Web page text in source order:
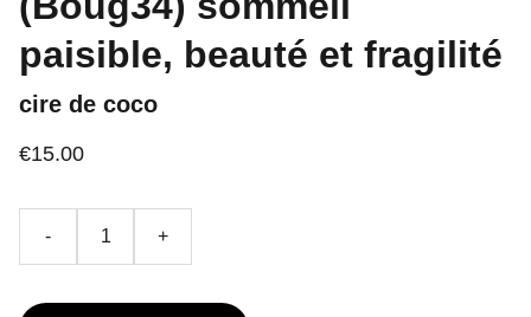
paisible, beauté et fragilité
cire de coco
€15.00
- +